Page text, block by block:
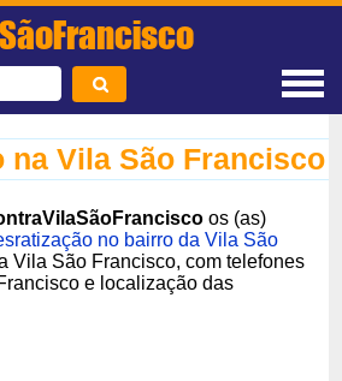
na Vila São Francisco
os (as)
no bairro da Vila São
Vila São Francisco, com telefones
e localização das